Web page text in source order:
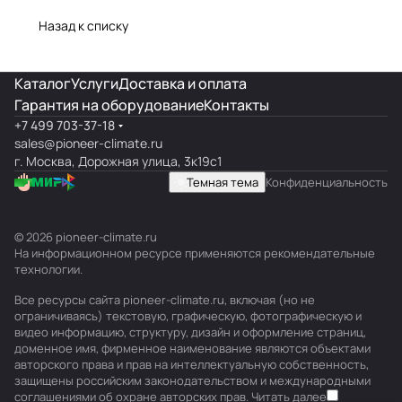
Назад к списку
КаталогУслугиДоставка и оплата
Гарантия на оборудованиеКонтакты
+7 499 703-37-18
sales@pioneer-climate.ru
г. Москва, Дорожная улица, 3к19с1
Темная тема Конфиденциальность
© 2026 pioneer-climate.ru
На информационном ресурсе применяются рекомендательные
технологии.
Все ресурсы сайта pioneer-climate.ru, включая (но не
ограничиваясь) текстовую, графическую, фотографическую и
видео информацию, структуру, дизайн и оформление страниц,
доменное имя, фирменное наименование являются объектами
авторского права и прав на интеллектуальную собственность,
защищены российским законодательством и международными
соглашениями об охране авторских прав. Читать далее